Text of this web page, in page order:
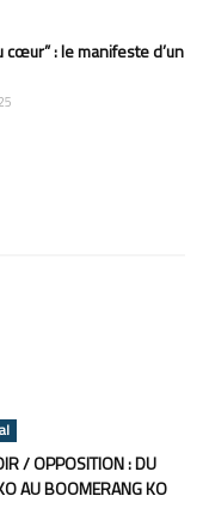
cœur” : le manifeste d’un
/ OPPOSITION : DU
AU BOOMERANG KO